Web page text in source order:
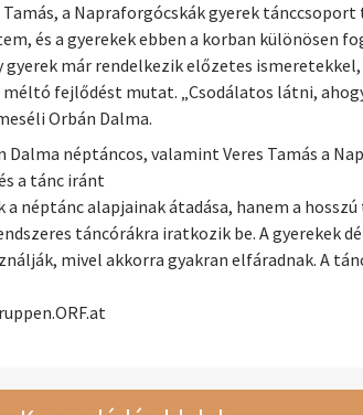
a Napraforgócskák gyerek
és a gyerekek ebben a korban különösen
gyerek már rendelkezik előzetes
fejlődést mutat. „Csodálatos látni,
Orbán Dalma.
Dalma néptáncos, valamint Veres Tamás a
a tánc iránt
a néptánc alapjainak átadása, hanem a
táncórákra iratkozik be. A gyerekek
mivel akkorra gyakran elfáradnak. A